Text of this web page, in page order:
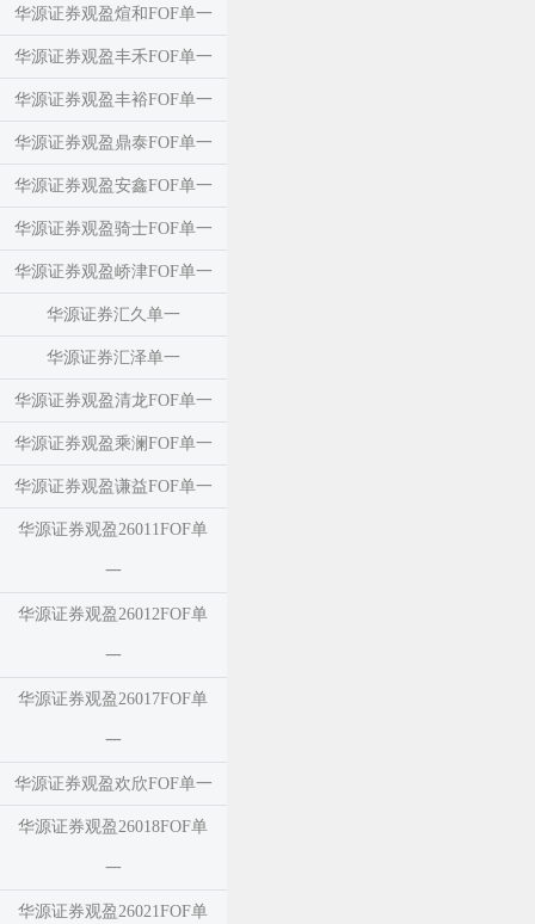
华源证券观盈煊和FOF单一
华源证券观盈丰禾FOF单一
华源证券观盈丰裕FOF单一
华源证券观盈鼎泰FOF单一
华源证券观盈安鑫FOF单一
华源证券观盈骑士FOF单一
华源证券观盈峤津FOF单一
华源证券汇久单一
华源证券汇泽单一
华源证券观盈清龙FOF单一
华源证券观盈乘澜FOF单一
华源证券观盈谦益FOF单一
华源证券观盈26011FOF单
一
华源证券观盈26012FOF单
一
华源证券观盈26017FOF单
一
华源证券观盈欢欣FOF单一
华源证券观盈26018FOF单
一
华源证券观盈26021FOF单